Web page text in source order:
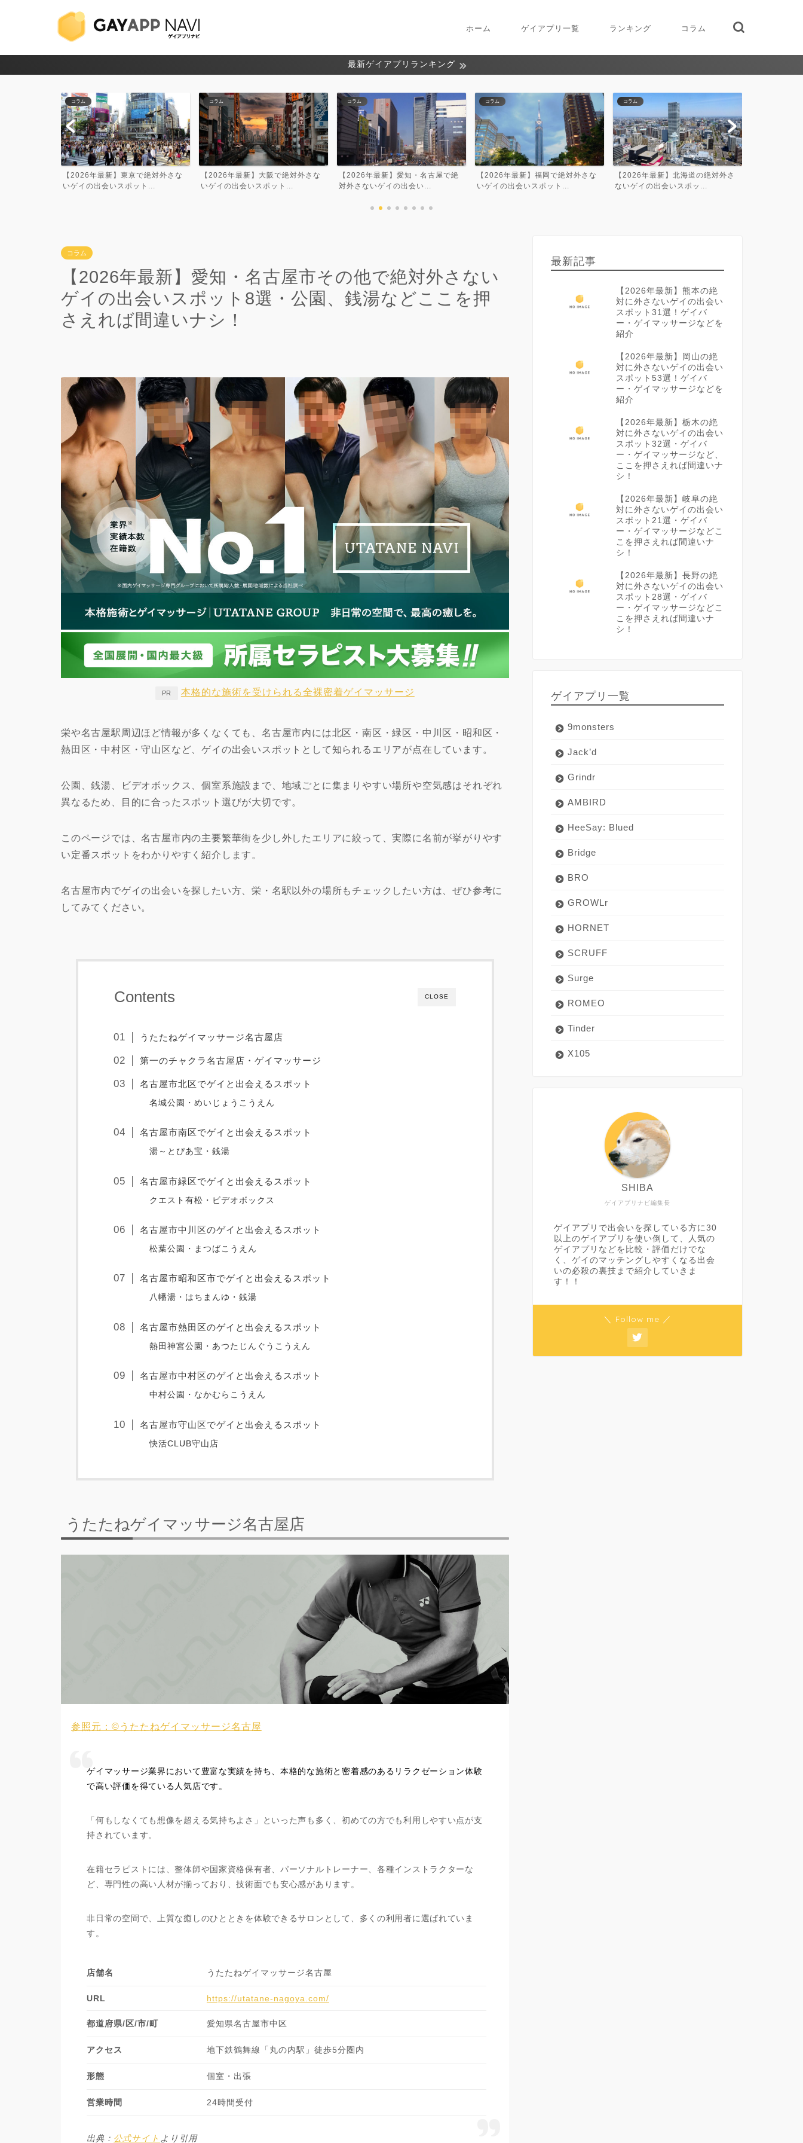
ホーム ゲイアプリ一覧 ランキング コラム
最新ゲイアプリランキング
コラム
【2026年最新】大阪で絶対外さな
いゲイの出会いスポット...
コラム
【2026年最新】愛知・名古屋で絶
対外さないゲイの出会い...
コラム
【2026年最新】福岡で絶対外さな
いゲイの出会いスポット...
コラム
【2026年最新】北海道の絶対外さ
ないゲイの出会いスポッ...
コラム
【2026年最新】宮城県の絶対外さ
ないゲイの出会いスポッ...
コラム
【2026年最新】愛知・名古屋市その他で絶対外さない
ゲイの出会いスポット8選・公園、銭湯などここを押
さえれば間違いナシ！
PR 本格的な施術を受けられる全裸密着ゲイマッサージ
栄や名古屋駅周辺ほど情報が多くなくても、名古屋市内には北区・南区・緑区・中川区・昭和区・
熱田区・中村区・守山区など、ゲイの出会いスポットとして知られるエリアが点在しています。
公園、銭湯、ビデオボックス、個室系施設まで、地域ごとに集まりやすい場所や空気感はそれぞれ
異なるため、目的に合ったスポット選びが大切です。
このページでは、名古屋市内の主要繁華街を少し外したエリアに絞って、実際に名前が挙がりやす
い定番スポットをわかりやすく紹介します。
名古屋市内でゲイの出会いを探したい方、栄・名駅以外の場所もチェックしたい方は、ぜひ参考に
してみてください。
CLOSE
Contents
うたたねゲイマッサージ名古屋店
第一のチャクラ名古屋店・ゲイマッサージ
名古屋市北区でゲイと出会えるスポット
名城公園・めいじょうこうえん
名古屋市南区でゲイと出会えるスポット
湯～とぴあ宝・銭湯
名古屋市緑区でゲイと出会えるスポット
クエスト有松・ビデオボックス
名古屋市中川区のゲイと出会えるスポット
松葉公園・まつばこうえん
名古屋市昭和区市でゲイと出会えるスポット
八幡湯・はちまんゆ・銭湯
名古屋市熱田区のゲイと出会えるスポット
熱田神宮公園・あつたじんぐうこうえん
名古屋市中村区のゲイと出会えるスポット
中村公園・なかむらこうえん
名古屋市守山区でゲイと出会えるスポット
快活CLUB守山店
うたたねゲイマッサージ名古屋店
参照元：©うたたねゲイマッサージ名古屋
ゲイマッサージ業界において豊富な実績を持ち、本格的な施術と密着感のあるリラクゼーション体験
で高い評価を得ている人気店です。
「何もしなくても想像を超える気持ちよさ」といった声も多く、初めての方でも利用しやすい点が支
持されています。
在籍セラピストには、整体師や国家資格保有者、パーソナルトレーナー、各種インストラクターな
ど、専門性の高い人材が揃っており、技術面でも安心感があります。
非日常の空間で、上質な癒しのひとときを体験できるサロンとして、多くの利用者に選ばれていま
す。
店舗名 うたたねゲイマッサージ名古屋
URL https://utatane-nagoya.com/
都道府県/区/市/町 愛知県名古屋市中区
アクセス 地下鉄鶴舞線「丸の内駅」徒歩5分圏内
形態 個室・出張
営業時間 24時間受付
出典： 公式サイト より引用
最新記事
【2026年最新】熊本の絶
対に外さないゲイの出会い
スポット31選！ゲイバ
ー・ゲイマッサージなどを
紹介
【2026年最新】岡山の絶
対に外さないゲイの出会い
スポット53選！ゲイバ
ー・ゲイマッサージなどを
紹介
【2026年最新】栃木の絶
対に外さないゲイの出会い
スポット32選・ゲイバ
ー・ゲイマッサージなど、
ここを押さえれば間違いナ
シ！
【2026年最新】岐阜の絶
対に外さないゲイの出会い
スポット21選・ゲイバ
ー・ゲイマッサージなどこ
こを押さえれば間違いナ
シ！
【2026年最新】長野の絶
対に外さないゲイの出会い
スポット28選・ゲイバ
ー・ゲイマッサージなどこ
こを押さえれば間違いナ
シ！
ゲイアプリ一覧
9monsters
Jack’d
Grindr
AMBIRD
HeeSay: Blued
Bridge
BRO
GROWLr
HORNET
SCRUFF
Surge
ROMEO
Tinder
X105
ゲイアプリナビ編集長
SHIBA
ゲイアプリで出会いを探している方に30
以上のゲイアプリを使い倒して、人気の
ゲイアプリなどを比較・評価だけでな
く、ゲイのマッチングしやすくなる出会
いの必殺の裏技まで紹介していきま
す！！
＼ Follow me ／